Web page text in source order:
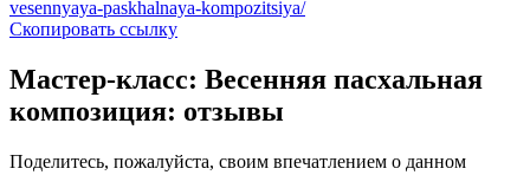
vesennyaya-paskhalnaya-kompozitsiya/
Скопировать ссылку
Мастер-класс: Весенняя пасхальная
композиция: отзывы
Поделитесь, пожалуйста, своим впечатлением о данном